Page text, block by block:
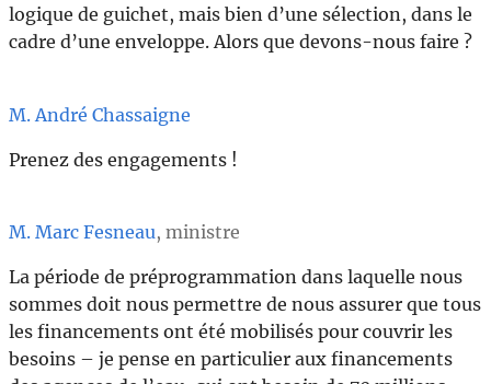
logique de guichet, mais bien d’une sélection, dans le
cadre d’une enveloppe. Alors que devons-nous faire ?
M. André Chassaigne
Prenez des engagements !
M. Marc Fesneau, ministre
La période de préprogrammation dans laquelle nous
sommes doit nous permettre de nous assurer que tous
les financements ont été mobilisés pour couvrir les
besoins – je pense en particulier aux financements